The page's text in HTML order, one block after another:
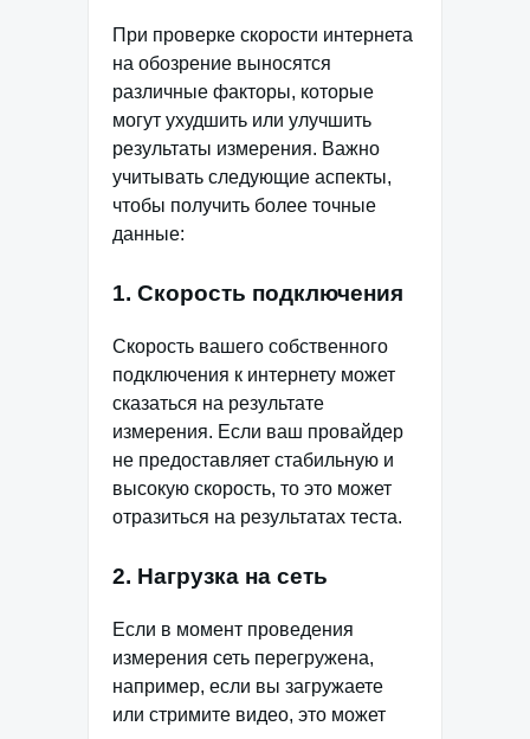
При проверке скорости интернета
на обозрение выносятся
различные факторы, которые
могут ухудшить или улучшить
результаты измерения. Важно
учитывать следующие аспекты,
чтобы получить более точные
данные:
1. Скорость подключения
Скорость вашего собственного
подключения к интернету может
сказаться на результате
измерения. Если ваш провайдер
не предоставляет стабильную и
высокую скорость, то это может
отразиться на результатах теста.
2. Нагрузка на сеть
Если в момент проведения
измерения сеть перегружена,
например, если вы загружаете
или стримите видео, это может